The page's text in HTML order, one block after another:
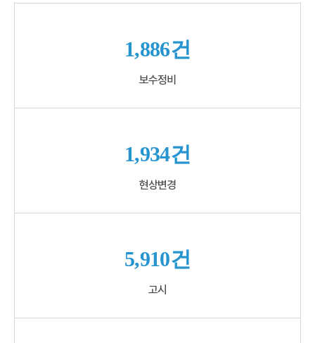
1,886건
보수정비
1,934건
현상변경
5,910건
고시